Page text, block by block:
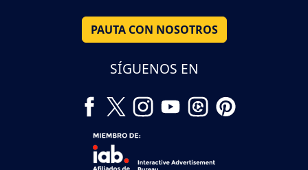
PAUTA CON NOSOTROS
SÍGUENOS EN